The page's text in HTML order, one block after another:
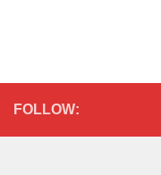
FOLLOW: